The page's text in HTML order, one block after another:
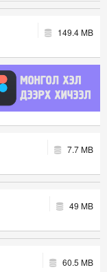
149.4 MB
7.7 MB
49 MB
60.5 MB